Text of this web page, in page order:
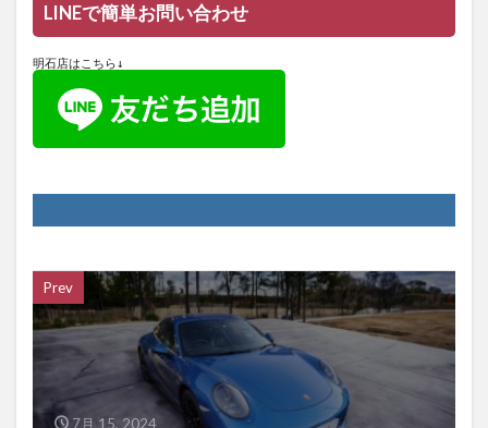
LINEで簡単お問い合わせ
明石店はこちら↓
Prev
7月 15, 2024